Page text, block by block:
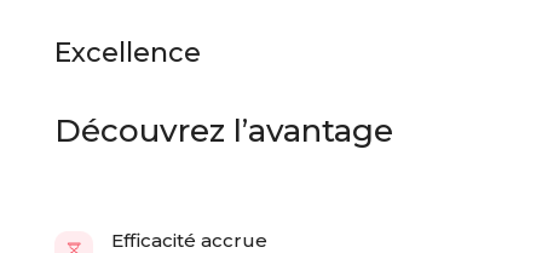
Excellence
Découvrez l’avantage
Efficacité accrue